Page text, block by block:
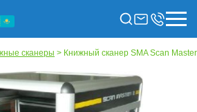
сканеры > Книжный сканер SMA Scan